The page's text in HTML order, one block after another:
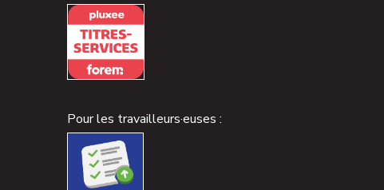
Pour les travailleurs·euses :